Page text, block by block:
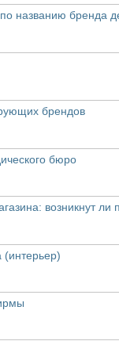
названию бренда
брендов
бюро
возникнут ли
(интерьер)